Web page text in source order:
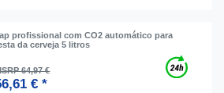
profissional com CO2 automático para
da cerveja 5 litros
64,97 €
€ *